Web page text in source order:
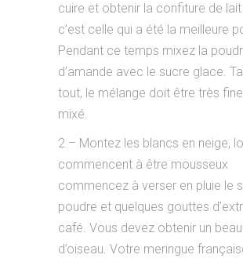
cuire et obtenir la confiture de
c’est celle qui a été la meilleure
Pendant ce temps mixez la
d’amande avec le sucre glace.
tout, le mélange doit être très
mixé.
2 – Montez les blancs en neige,
commencent à être mousseux
commencez à verser en pluie le
poudre et quelques gouttes
café. Vous devez obtenir un
d’oiseau. Votre meringue